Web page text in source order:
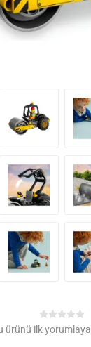
ürünü ilk